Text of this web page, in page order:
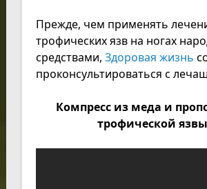
Прежде, чем применять
трофических язв на ногах
средствами, Здоровая жизнь
проконсультироваться с
Компресс из меда и
трофической